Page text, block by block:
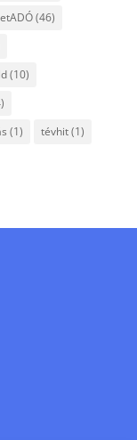
(46)
(10)
(1) tévhit(1)